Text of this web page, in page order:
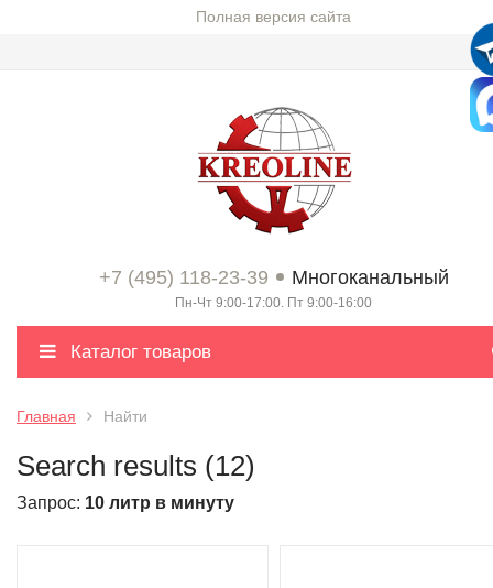
Полная версия сайта
+7 (495) 118-23-39 Многоканальный
Пн-Чт 9:00-17:00. Пт 9:00-16:00
Каталог товаров
Главная Найти
Search results (12)
Запрос: 10 литр в минуту